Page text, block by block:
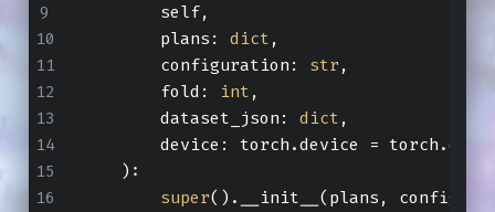
        self,
        plans:
dict ,
        configuration:
str ,
        fold:
int ,
        dataset_json:
dict ,
device: torch.device =
):
super().__init__(plans,